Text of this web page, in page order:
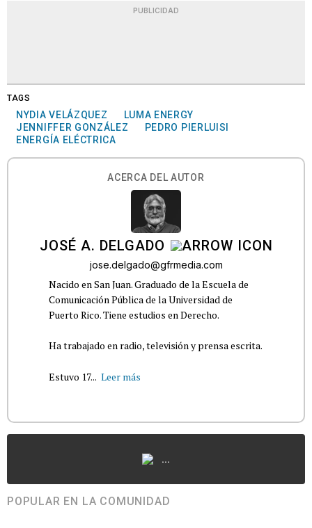
PUBLICIDAD
TAGS
NYDIA VELÁZQUEZ
LUMA ENERGY
JENNIFFER GONZÁLEZ
PEDRO PIERLUISI
ENERGÍA ELÉCTRICA
ACERCA DEL AUTOR
JOSÉ A. DELGADO
jose.delgado@gfrmedia.com
Nacido en San Juan. Graduado de la Escuela de
Comunicación Pública de la Universidad de
Puerto Rico. Tiene estudios en Derecho.
Ha trabajado en radio, televisión y prensa escrita.
Estuvo 17... Leer más
...
POPULAR EN LA COMUNIDAD